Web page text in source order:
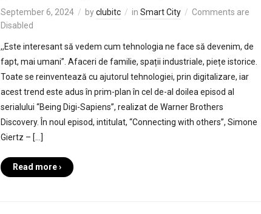
September 6, 2024 byclubitc in Smart City
Comments are
Disabled
,,Este interesant să vedem cum tehnologia ne face să devenim, de
fapt, mai umani”. Afaceri de familie, spații industriale, piețe istorice.
Toate se reinventează cu ajutorul tehnologiei, prin digitalizare, iar
acest trend este adus în prim-plan în cel de-al doilea episod al
serialului “Being Digi-Sapiens”, realizat de Warner Brothers
Discovery. În noul episod, intitulat, “Connecting with others”, Simone
Giertz – […]
Read more ›